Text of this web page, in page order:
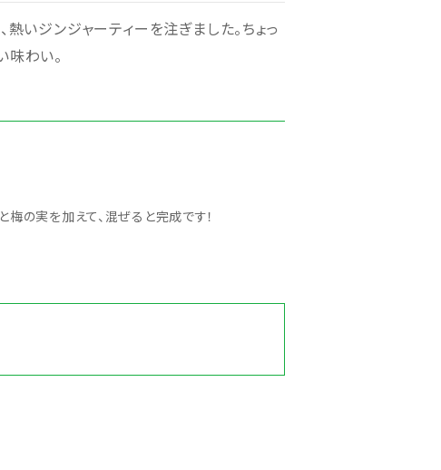
熱いジンジャーティーを注ぎました。ちょっ
味わい。
の実を加えて、混ぜると完成です！